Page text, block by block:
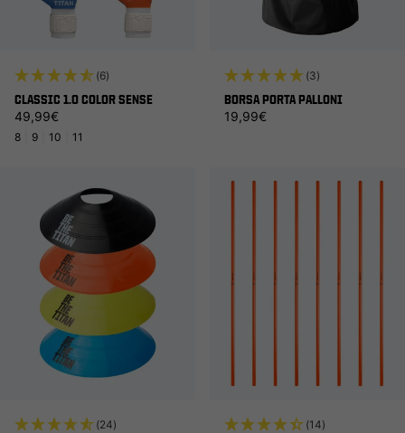
(6)
CLASSIC 1.0 COLOR SENSE
Prezzo di listino
49,99€
8 9 10 11
(3)
BORSA PORTA PALLONI
Prezzo di listino
19,99€
(24) (14)